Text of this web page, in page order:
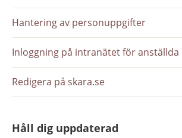
Hantering av personuppgifter
Inloggning på intranätet för anställda
Redigera på skara.se
Håll dig uppdaterad